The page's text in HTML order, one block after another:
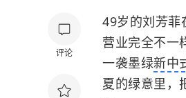
评论
49岁的刘芳菲
营业完全不一
一袭墨绿新中
夏的绿意里，